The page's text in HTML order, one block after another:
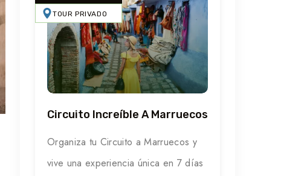
TOUR PRIVADO
Circuito Increíble A Marruecos
Organiza tu Circuito a Marruecos y
vive una experiencia única en 7 días